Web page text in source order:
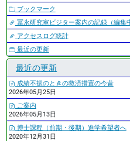
ブックマーク
冨永研究室ビジター案内の記録（編集
アクセスログ統計
最近の更新
最近の更新
成績不振のときの救済措置の今昔
2026年05月25日
ご案内
2026年05月13日
博士課程（前期・後期）進学希望者へ
2020年12月31日